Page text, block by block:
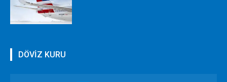
DÖVİZ KURU